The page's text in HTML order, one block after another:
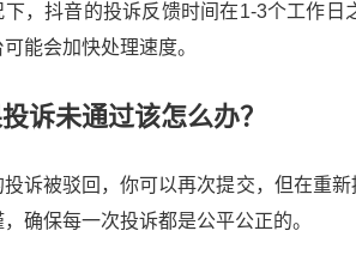
下，抖音的投诉反馈时间在1-3个工作
能会加快处理速度。
诉未通过该怎么办？
诉被驳回，你可以再次提交，但在重
确保每一次投诉都是公平公正的。